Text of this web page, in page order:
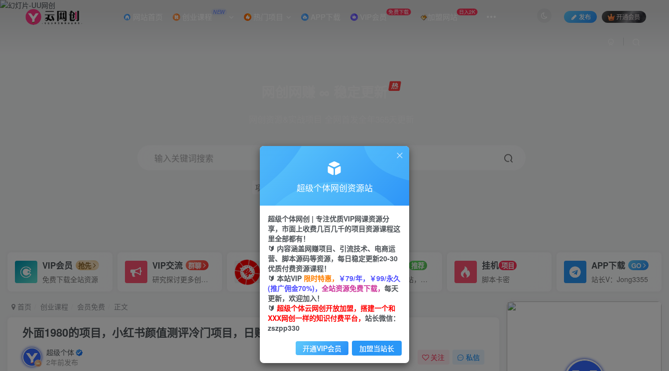
创业课程 NEW 热门项目 APP下载 VIP会员 免费下载 加盟网站 日入2K
发布 开通会员
输入关键词搜索
项目 引流 短视频 小红书
VIP会员 抢先
免费下载全站资源
VIP交流 群聊
研究探讨更多创业项目路子。
VIP推广
70%分佣
会员专属推广链接
招募站长 推荐
搭建同款网站，自己当老板
挂机 项目
脚本卡密
APP下载 GO
站长V：Jong3355
首页 创业课程 会员免费 正文
外面1980的项目，小红书颜值测评冷门项目，日赚300+【揭秘】
超级个体
2年前发布
关注 私信
超级个体网创资源站
超级个体网创 | 专注优质VIP网课资源分
享，市面上收费几百几千的项目资源课程这
里全部都有！
🔰 内容涵盖网赚项目、引流技术、电商运
营、脚本源码等资源，每日稳定更新20-30
优质付费资源课程！
🔰 本站VIP 限时特惠， ￥79/年，￥99/永久
(推广佣金70%)， 全站资源免费下载， 每天
更新，欢迎加入！
🔰 超级个体云网创开放加盟，搭建一个和
XXX网创一样的知识付费平台， 站长微信：
zszpp330
开通VIP会员 加盟当站长